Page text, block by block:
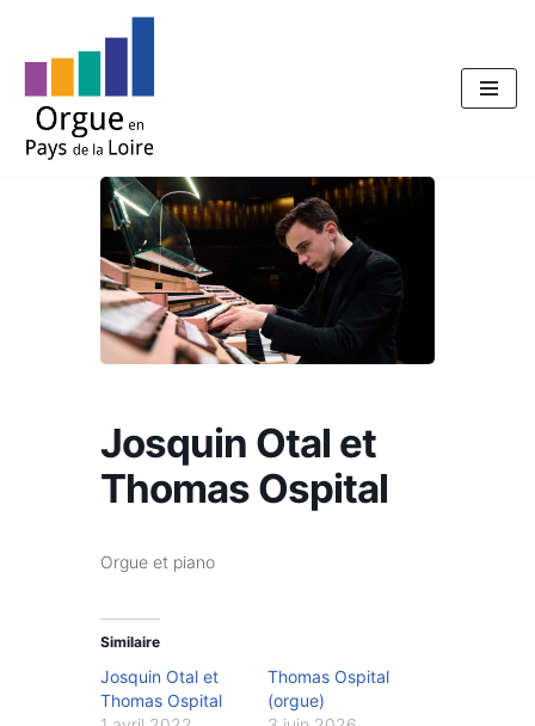
Aller
au
contenu
Josquin Otal et
Thomas Ospital
Orgue et piano
Similaire
Josquin Otal et
Thomas Ospital
Thomas Ospital
(orgue)